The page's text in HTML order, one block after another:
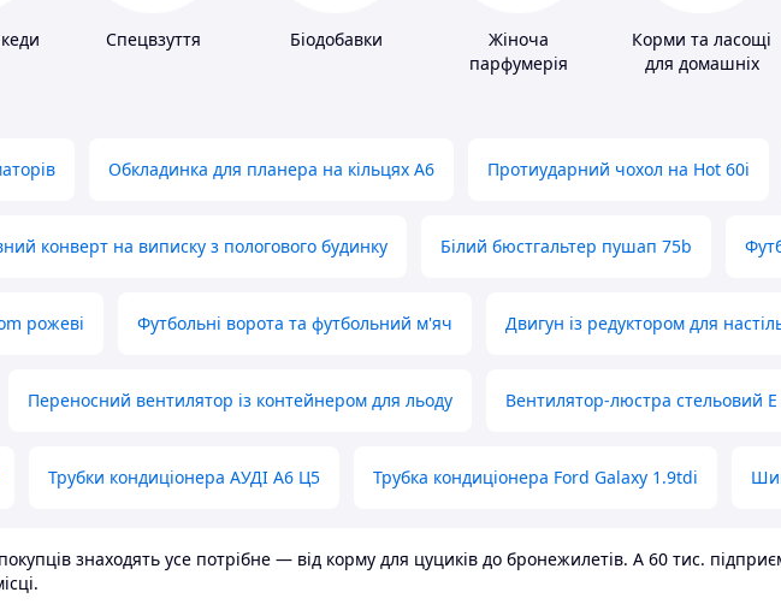
Спецвзуття Біодобавки
Жіноча
парфумерія
Корми та ласощі
для домашніх
Обкладинка для планера на кільцях А6 Протиударний чохол на Hot 60i
конверт на виписку з пологового будинку Білий бюстгальтер пушап 75b
рожеві Футбольні ворота та футбольний м'яч Двигун із редуктором для
Переносний вентилятор із контейнером для льоду Вентилятор-люстра стельовий
Трубки кондиціонера АУДІ А6 Ц5 Трубка кондиціонера Ford Galaxy 1.9tdi
знаходять усе потрібне — від корму для цуциків до бронежилетів. А 60 тис.